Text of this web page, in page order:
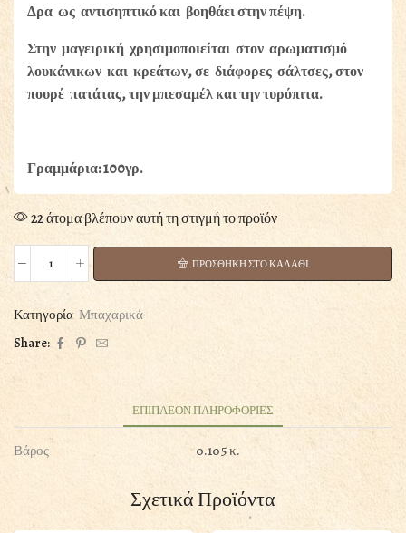
Δρα ως αντισηπτικό και βοηθάει στην πέψη.
Στην μαγειρική χρησιμοποιείται στον αρωματισμό
λουκάνικων και κρεάτων, σε διάφορες σάλτσες, στον
πουρέ πατάτας, την μπεσαμέλ και την τυρόπιτα.
Γραμμάρια: 100γρ.
22 άτομα βλέπουν αυτή τη στιγμή το προϊόν
ΜΟΣΧΟΚΑΡΥΔΟ
ΤΡΙΜΜΕΝΟ
ποσότητα
ΠΡΟΣΘΗΚΗ ΣΤΟ ΚΑΛΑΘΙ
Κατηγορία Μπαχαρικά
Share:
ΕΠΙΠΛΕΟΝ ΠΛΗΡΟΦΟΡΙΕΣ
Βάρος 0.105 κ.
Σχετικά Προϊόντα